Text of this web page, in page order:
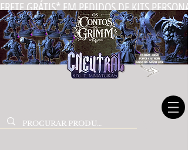
FRETE GRÁTIS* EM PEDIDOS DE KITS